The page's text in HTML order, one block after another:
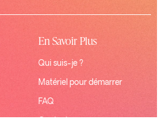
En Savoir Plus
Qui suis-je ?
Matériel pour démarrer
FAQ